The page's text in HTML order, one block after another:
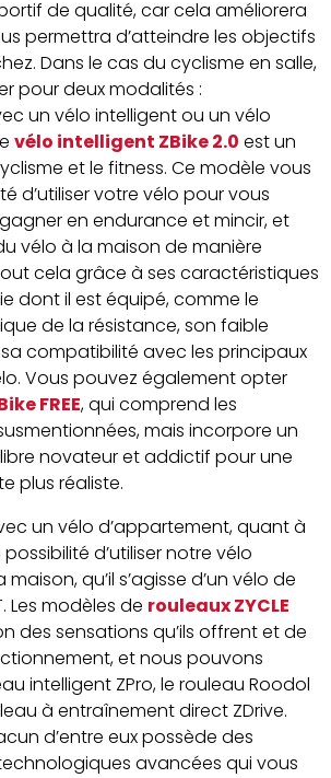
de qualité, car cela améliorera
permettra d’atteindre les objectifs
Dans le cas du cyclisme en salle,
pour deux modalités :
un vélo intelligent ou un vélo
vélo intelligent ZBike 2.0 est un
et le fitness. Ce modèle vous
d’utiliser votre vélo pour vous
en endurance et mincir, et
vélo à la maison de manière
cela grâce à ses caractéristiques
dont il est équipé, comme le
de la résistance, son faible
compatibilité avec les principaux
Vous pouvez également opter
FREE, qui comprend les
mais incorpore un
novateur et addictif pour une
plus réaliste.
un vélo d’appartement, quant à
d’utiliser notre vélo
qu’il s’agisse d’un vélo de
Les modèles de rouleaux ZYCLE
des sensations qu’ils offrent et de
et nous pouvons
intelligent ZPro, le rouleau Roodol
à entraînement direct ZDrive.
d’entre eux possède des
avancées qui vous